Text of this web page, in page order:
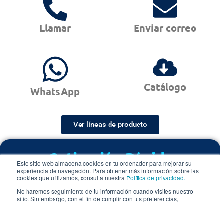
Este sitio web almacena cookies en tu ordenador para mejorar su
experiencia de navegación. Para obtener más información sobre las
cookies que utilizamos, consulta nuestra Política de privacidad.
No haremos seguimiento de tu información cuando visites nuestro
sitio. Sin embargo, con el fin de cumplir con tus preferencias,
Llamar Enviar correo
WhatsApp Catálogo
Ver líneas de producto
Cotización Rápida
Cotice nuestras Cubiertas Metálicas o Cerramientos
Metálicosen menos de 48 horas hábiles